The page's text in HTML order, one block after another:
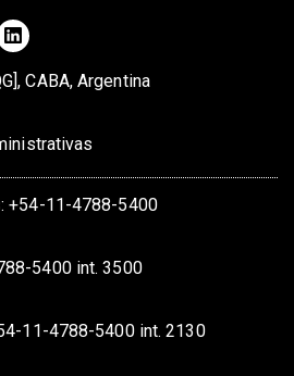
CABA, Argentina
:+54-11-4788-5400
5400 int. 3500
11-4788-5400 int. 2130